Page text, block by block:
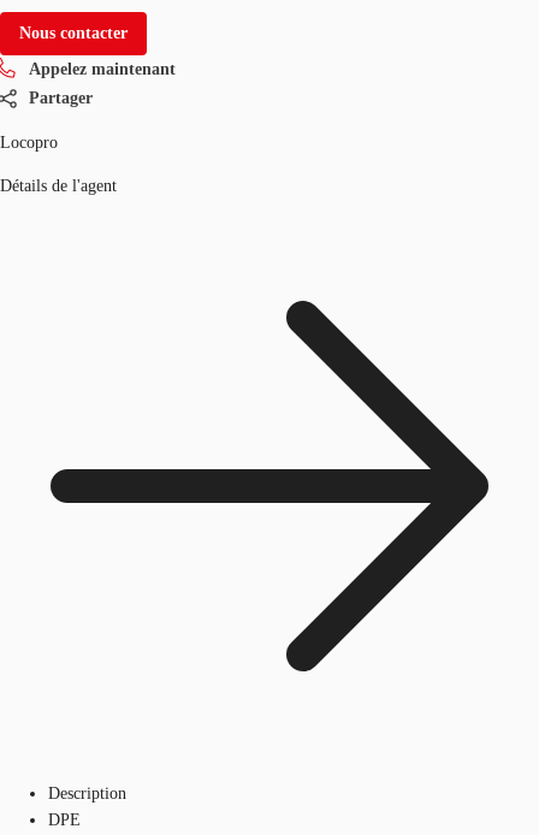
Nous contacter
Appelez maintenant
Partager
Locopro
Détails de l'agent
Description
DPE